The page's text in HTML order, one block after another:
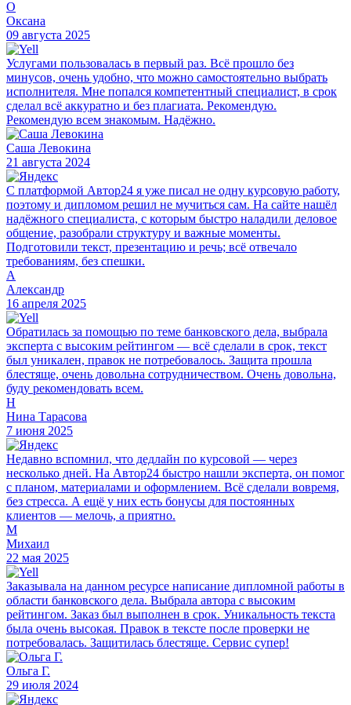
О
Оксана
09 августа 2025
Услугами пользовалась в первый раз. Всё прошло без
минусов, очень удобно, что можно самостоятельно выбрать
исполнителя. Мне попался компетентный специалист, в срок
сделал всё аккуратно и без плагиата. Рекомендую.
Рекомендую всем знакомым. Надёжно.
Саша Левокина
21 августа 2024
С платформой Автор24 я уже писал не одну курсовую работу,
поэтому и дипломом решил не мучиться сам. На сайте нашёл
надёжного специалиста, с которым быстро наладили деловое
общение, разобрали структуру и важные моменты.
Подготовили текст, презентацию и речь; всё отвечало
требованиям, без спешки.
А
Александр
16 апреля 2025
Обратилась за помощью по теме банковского дела, выбрала
эксперта с высоким рейтингом — всё сделали в срок, текст
был уникален, правок не потребовалось. Защита прошла
блестяще, очень довольна сотрудничеством. Очень довольна,
буду рекомендовать всем.
Н
Нина Тарасова
7 июня 2025
Недавно вспомнил, что дедлайн по курсовой — через
несколько дней. На Автор24 быстро нашли эксперта, он помог
с планом, материалами и оформлением. Всё сделали вовремя,
без стресса. А ещё у них есть бонусы для постоянных
клиентов — мелочь, а приятно.
М
Михаил
22 мая 2025
Заказывала на данном ресурсе написание дипломной работы в
области банковского дела. Выбрала автора с высоким
рейтингом. Заказ был выполнен в срок. Уникальность текста
была очень высокая. Правок в тексте после проверки не
потребовалась. Защитилась блестяще. Сервис супер!
Ольга Г.
29 июля 2024